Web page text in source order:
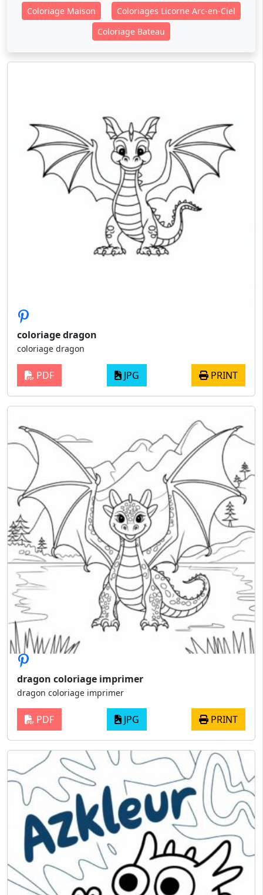
Coloriage Maison
Coloriages Licorne Arc-en-Ciel
Coloriage Bateau
coloriage dragon
coloriage dragon
PDF JPG PRINT
dragon coloriage imprimer
dragon coloriage imprimer
PDF JPG PRINT